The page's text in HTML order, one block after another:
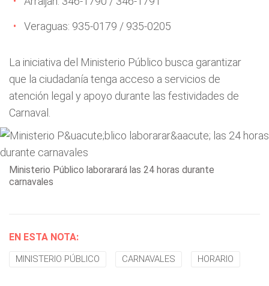
Veraguas: 935-0179 / 935-0205
La iniciativa del Ministerio Público busca garantizar
que la ciudadanía tenga acceso a servicios de
atención legal y apoyo durante las festividades de
Carnaval.
Ministerio Público laborarará las 24 horas durante
carnavales
EN ESTA NOTA:
MINISTERIO PÚBLICO CARNAVALES HORARIO